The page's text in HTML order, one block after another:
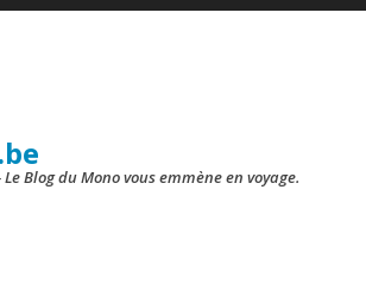
Blog du Mono vous emmène en voyage.